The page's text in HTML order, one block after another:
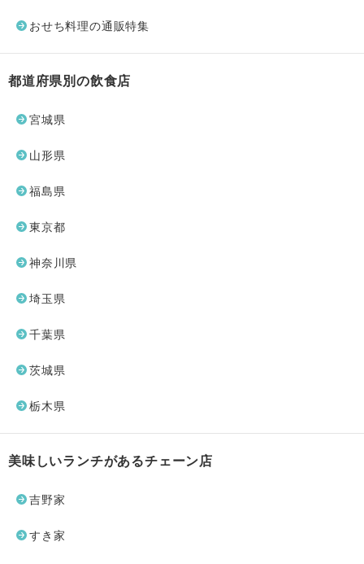
おせち料理の通販特集
都道府県別の飲食店
宮城県
山形県
福島県
東京都
神奈川県
埼玉県
千葉県
茨城県
栃木県
美味しいランチがあるチェーン店
吉野家
すき家